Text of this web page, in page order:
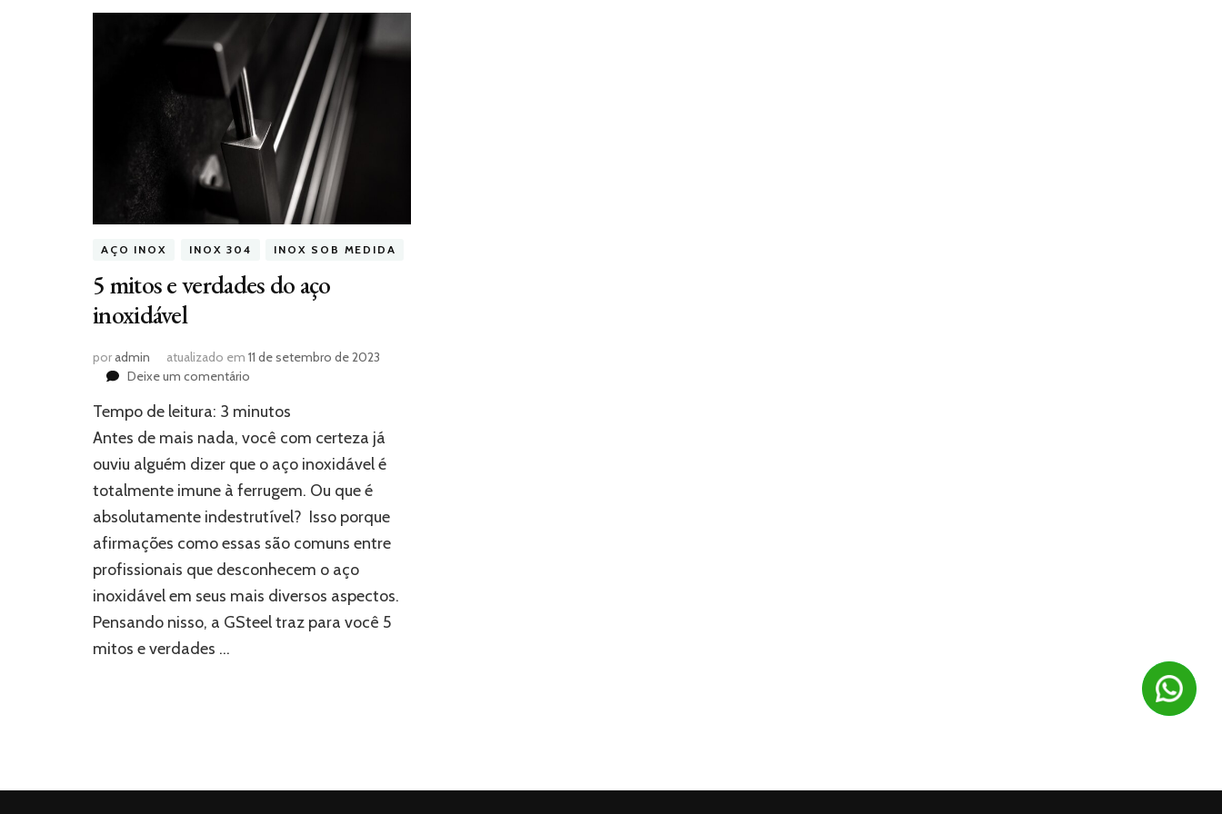
AÇO INOX INOX 304 INOX SOB MEDIDA
5 mitos e verdades do aço
inoxidável
poradmin atualizado em 11 de setembro de 2023
Deixe um comentário
mitos
e
do
aço
inoxidável
Tempo de leitura: 3 minutos
Antes de mais nada, você com certeza já
ouviu alguém dizer que o aço inoxidável é
totalmente imune à ferrugem. Ou que é
absolutamente indestrutível? Isso porque
afirmações como essas são comuns entre
profissionais que desconhecem o aço
inoxidável em seus mais diversos aspectos.
Pensando nisso, a GSteel traz para você 5
mitos e verdades …